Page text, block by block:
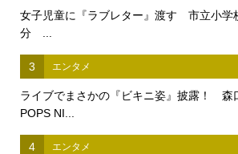
女子児童に『ラブレター』渡す 市立小学
分 ...
3 エンタメ
ライブでまさかの『ビキニ姿』披露！ 森
POPS NI...
4 エンタメ